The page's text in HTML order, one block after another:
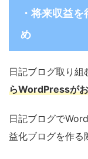
・将来収益
め
日記ブログ取り組
らWordPressが
日記ブログで
益化ブログを作る